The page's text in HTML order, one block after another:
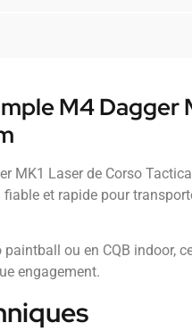
M4 Dagger
MK1 Laser de Corso
et rapide pour
ou en CQB indoor,
engagement.